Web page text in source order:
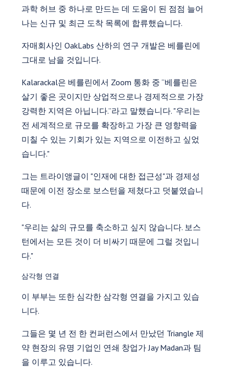
과학 허브 중 하나로 만드는 데 도움이 된 점점 늘어
나는 신규 및 최근 도착 목록에 합류했습니다.
자매회사인 OakLabs 산하의 연구 개발은 베를린에
그대로 남을 것입니다.
Kalarackal은 베를린에서 Zoom 통화 중 “베를린은
살기 좋은 곳이지만 상업적으로나 경제적으로 가장
강력한 지역은 아닙니다.”라고 말했습니다. "우리는
전 세계적으로 규모를 확장하고 가장 큰 영향력을
미칠 수 있는 기회가 있는 지역으로 이전하고 싶었
습니다."
그는 트라이앵글이 "인재에 대한 접근성"과 경제성
때문에 이전 장소로 보스턴을 제쳤다고 덧붙였습니
다.
"우리는 삶의 규모를 축소하고 싶지 않습니다. 보스
턴에서는 모든 것이 더 비싸기 때문에 그럴 것입니
다."
삼각형 연결
이 부부는 또한 심각한 삼각형 연결을 가지고 있습
니다.
그들은 몇 년 전 한 컨퍼런스에서 만났던 Triangle 제
약 현장의 유명 기업인 연쇄 창업가 Jay Madan과 팀
을 이루고 있습니다.